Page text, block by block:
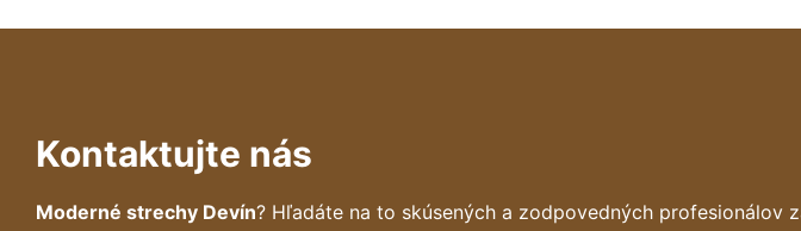
Kontaktujte nás
Moderné strechy Devín? Hľadáte na to skúsených a zodpovedných profesionálov